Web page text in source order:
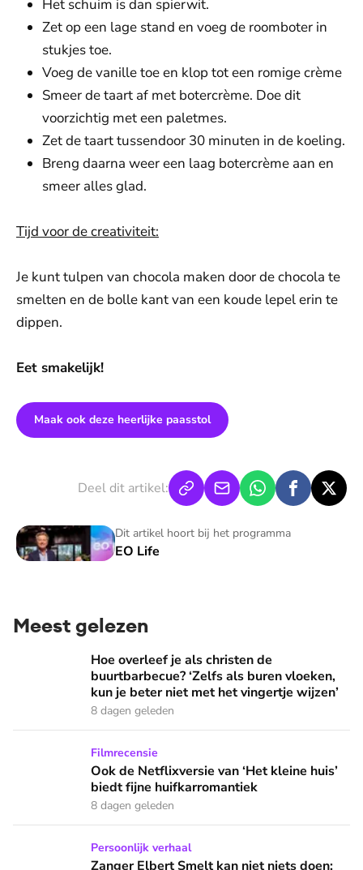
Het schuim is dan spierwit.
Zet op een lage stand en voeg de roomboter in
stukjes toe.
Voeg de vanille toe en klop tot een romige crème
Smeer de taart af met botercrème. Doe dit
voorzichtig met een paletmes.
Zet de taart tussendoor 30 minuten in de koeling.
Breng daarna weer een laag botercrème aan en
smeer alles glad.
Tijd voor de creativiteit:
Je kunt tulpen van chocola maken door de chocola te
smelten en de bolle kant van een koude lepel erin te
dippen.
Eet smakelijk!
Maak ook deze heerlijke paasstol
Deel dit artikel:
Dit artikel hoort bij het programma
EO Life
EO Life
Meest gelezen
Hoe overleef je als christen de buurtbarbecue? ‘Zelfs als
Hoe overleef je als christen de
buurtbarbecue? ‘Zelfs als buren vloeken,
kun je beter niet met het vingertje wijzen’
8 dagen geleden
Ook de Netflixversie van ‘Het kleine huis’ biedt fijne
Filmrecensie
Ook de Netflixversie van ‘Het kleine huis’
biedt fijne huifkarromantiek
8 dagen geleden
Zanger Elbert Smelt kan niet niets doen: ‘Ik word soms
Persoonlijk verhaal
Zanger Elbert Smelt kan niet niets doen: